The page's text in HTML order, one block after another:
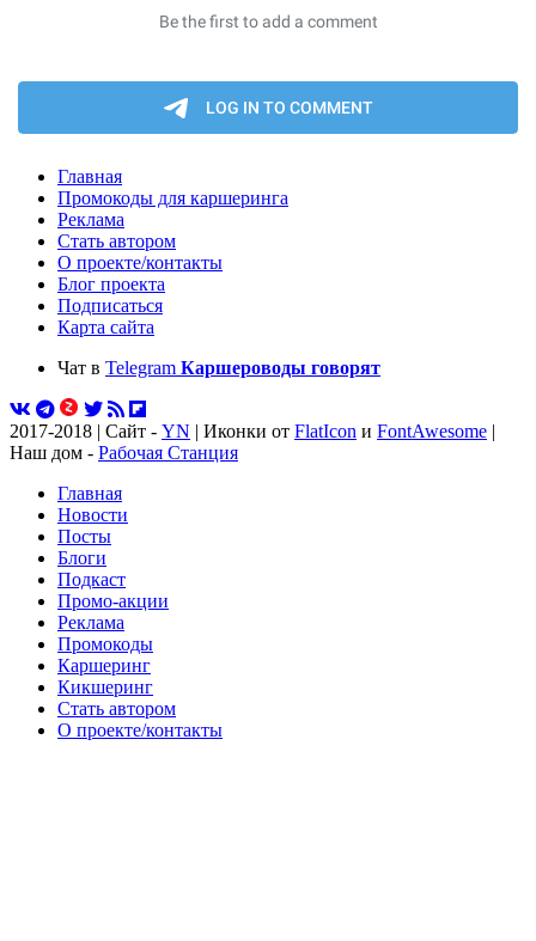
Главная
Промокоды для каршеринга
Реклама
Стать автором
О проекте/контакты
Блог проекта
Подписаться
Карта сайта
Чат в Telegram Каршероводы говорят
2017-2018 | Сайт - YN | Иконки от FlatIcon и FontAwesome |
Наш дом - Рабочая Станция
Главная
Новости
Посты
Блоги
Подкаст
Промо-акции
Реклама
Промокоды
Каршеринг
Кикшеринг
Стать автором
О проекте/контакты